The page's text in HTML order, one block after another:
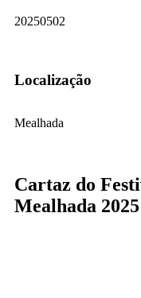
20250502
Localização
Mealhada
Cartaz do
Mealhada 2025